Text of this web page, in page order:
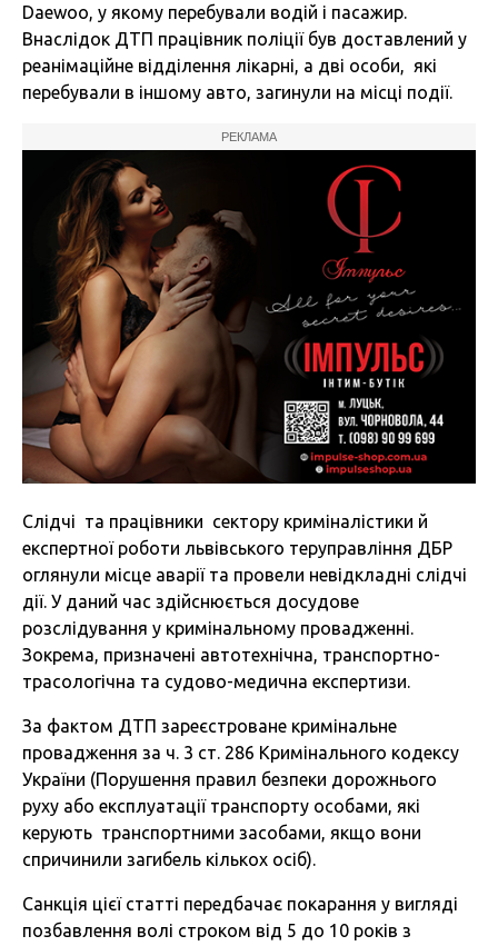
Daewoo, у якому перебували водій і пасажир.
Внаслідок ДТП працівник поліції був доставлений у
реанімаційне відділення лікарні, а дві особи, які
перебували в іншому авто, загинули на місці події.
РЕКЛАМА
Слідчі та працівники сектору криміналістики й
експертної роботи львівського теруправління ДБР
оглянули місце аварії та провели невідкладні слідчі
дії. У даний час здійснюється досудове
розслідування у кримінальному провадженні.
Зокрема, призначені автотехнічна, транспортно-
трасологічна та судово-медична експертизи.
За фактом ДТП зареєстроване кримінальне
провадження за ч. 3 ст. 286 Кримінального кодексу
України (Порушення правил безпеки дорожнього
руху або експлуатації транспорту особами, які
керують транспортними засобами, якщо вони
спричинили загибель кількох осіб).
Санкція цієї статті передбачає покарання у вигляді
позбавлення волі строком від 5 до 10 років з